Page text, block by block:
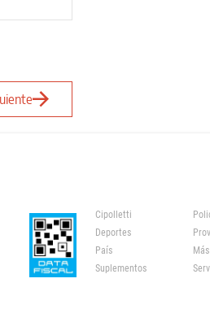
Cipolletti
Deportes
País
Suplementos